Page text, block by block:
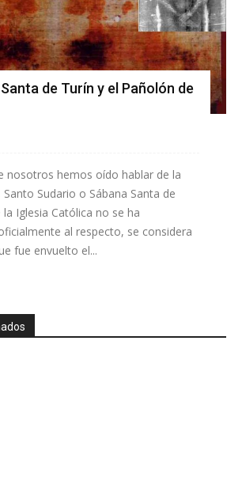
de Turín y el Pañolón de
nosotros hemos oído hablar de la
Santo Sudario o Sábana Santa de
la Iglesia Católica no se ha
al respecto, se considera
fue envuelto el...